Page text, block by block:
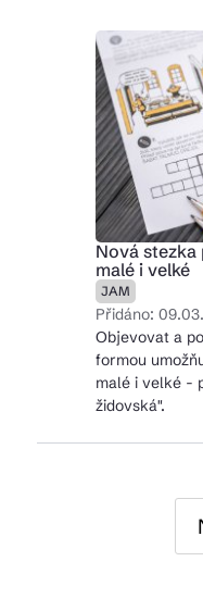
Nová
malé i velké
JAM
Přidáno:
Objevovat a
formou
malé i velké -
židovská".